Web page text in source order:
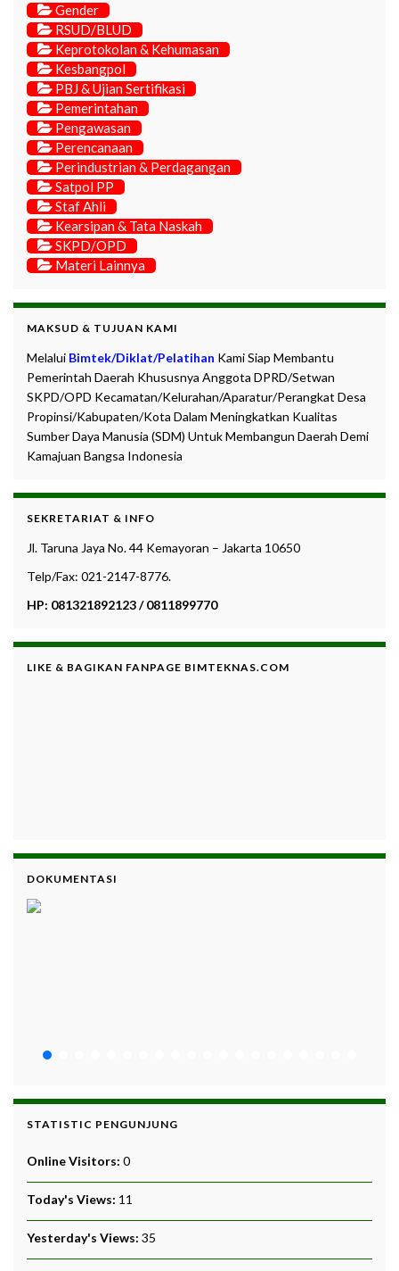
Gender
RSUD/BLUD
Keprotokolan & Kehumasan
Kesbangpol
PBJ & Ujian Sertifikasi
Pemerintahan
Pengawasan
Perencanaan
Perindustrian & Perdagangan
Satpol PP
Staf Ahli
Kearsipan & Tata Naskah
SKPD/OPD
Materi Lainnya
MAKSUD & TUJUAN KAMI
Melalui Bimtek/Diklat/Pelatihan Kami Siap Membantu
Pemerintah Daerah Khususnya Anggota DPRD/Setwan
SKPD/OPD Kecamatan/Kelurahan/Aparatur/Perangkat Desa
Propinsi/Kabupaten/Kota Dalam Meningkatkan Kualitas
Sumber Daya Manusia (SDM) Untuk Membangun Daerah Demi
Kamajuan Bangsa Indonesia
SEKRETARIAT & INFO
Jl. Taruna Jaya No. 44 Kemayoran – Jakarta 10650
Telp/Fax: 021-2147-8776.
HP: 081321892123 / 0811899770
LIKE & BAGIKAN FANPAGE BIMTEKNAS.COM
DOKUMENTASI
STATISTIC PENGUNJUNG
Online Visitors: 0
Today's Views: 11
Yesterday's Views: 35